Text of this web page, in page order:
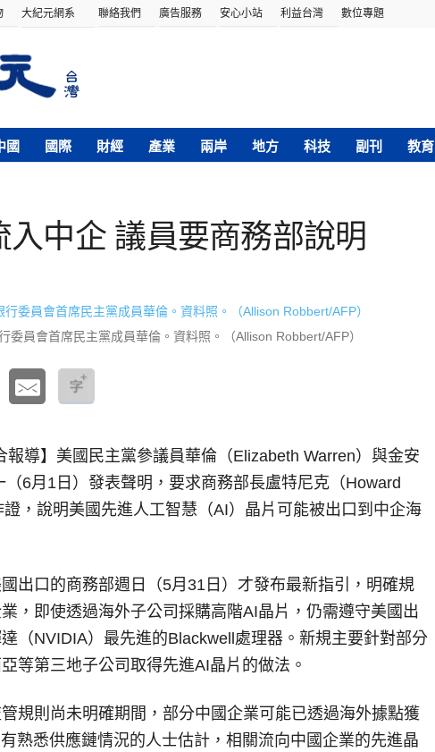
大紀元網系 聯絡我們 廣告服務 安心小站 利益台灣 數位專題
國 國際 財經 產業 兩岸 地方 科技 副刊 教育
入中企 議員要商務部說明
委員會首席民主黨成員華倫。資料照。（Allison Robbert/AFP）
導】 美國民主黨參議員華倫（Elizabeth Warren）與金安
6月1日）發表聲明，要求商務部長盧特尼克（Howard
，說明美國先進人工智慧（AI）晶片可能被出口到中企海
出口的商務部週日（5月31日）才發布最新指引，明確規
，即使透過海外子公司採購高階AI晶片，仍需遵守美國出
（NVIDIA）最先進的Blackwell處理器。新規主要針對部分
等第三地子公司取得先進AI晶片的做法。
規則尚未明確期間，部分中國企業可能已透過海外據點獲
熟悉供應鏈情況的人士估計，相關流向中國企業的先進晶